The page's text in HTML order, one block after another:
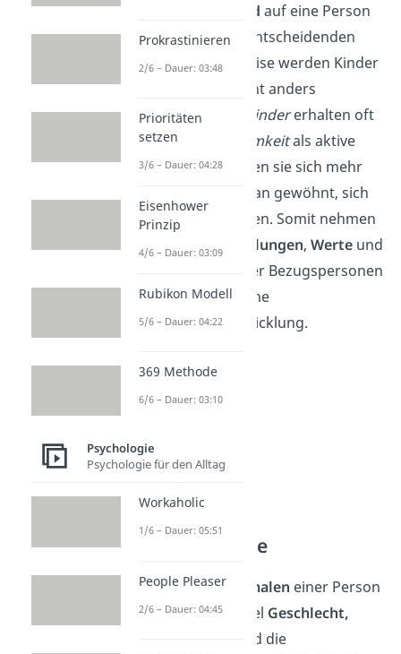
Auch wie das Umfeld auf eine Person
reagiert, hat einen entscheidenden
Einfluss. Beispielsweise werden Kinder
je nach Temperament anders
behandelt:Ruhige Kindererhalten oft
weniger Aufmerksamkeitals aktive
Kinder. Folglich ziehen sie sich mehr
zurück und sind daran gewöhnt, sich
selbst zu beschäftigen. Somit nehmen
vor allem dieEinstellungen, Werteund
Verhaltensweisen der Bezugspersonen
Einfluss auf die eigene
Persönlichkeitsentwicklung.
Grundmerkmale
Zu denGrundmerkmalen einer Person
gehören zum Beispiel Geschlecht,
und die
Prokrastinieren
2/6 – Dauer: 03:48
Prioritäten
setzen
3/6 – Dauer: 04:28
Eisenhower
Prinzip
4/6 – Dauer: 03:09
Rubikon Modell
5/6 – Dauer: 04:22
369 Methode
6/6 – Dauer: 03:10
Psychologie
Psychologie für den Alltag
Workaholic
1/6 – Dauer: 05:51
People Pleaser
2/6 – Dauer: 04:45